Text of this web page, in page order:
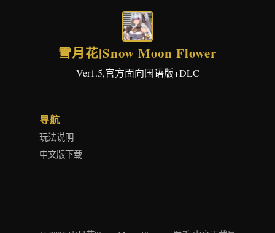
雪月花|Snow Moon Flower
Ver1.5,官方面向国语版+DLC
导航
玩法说明
中文版下载